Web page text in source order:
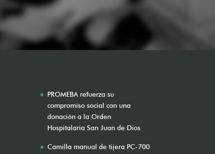
PROMEBA refuerza su
compromiso social con una
donación a la Orden
Hospitalaria San Juan de Dios
Camilla manual de tijera PC-700